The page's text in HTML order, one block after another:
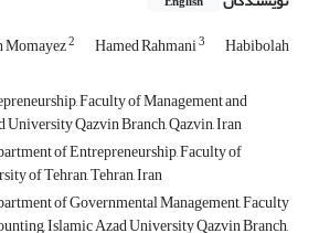
2 Hamed Rahmani3 Habibolah
Faculty of Management and
Qazvin Branch, Qazvin, Iran
of Entrepreneurship, Faculty of
of Tehran, Tehran, Iran
of Governmental Management, Faculty
Islamic Azad University Qazvin Branch,